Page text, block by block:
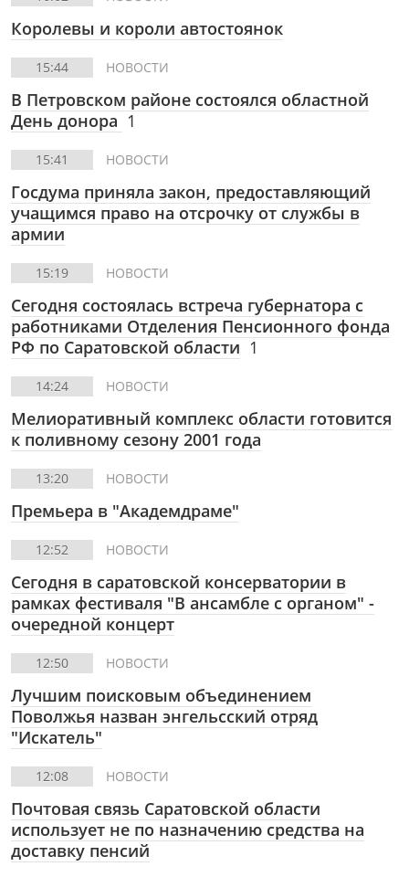
Королевы и короли автостоянок
15:44 НОВОСТИ
В Петровском районе состоялся областной
День донора 1
15:41 НОВОСТИ
Госдума приняла закон, предоставляющий
учащимся право на отсрочку от службы в
армии
15:19 НОВОСТИ
Сегодня состоялась встреча губернатора с
работниками Отделения Пенсионного фонда
РФ по Саратовской области 1
14:24 НОВОСТИ
Мелиоративный комплекс области готовится
к поливному сезону 2001 года
13:20 НОВОСТИ
Премьера в "Академдраме"
12:52 НОВОСТИ
Сегодня в саратовской консерватории в
рамках фестиваля "В ансамбле с органом" -
очередной концерт
12:50 НОВОСТИ
Лучшим поисковым объединением
Поволжья назван энгельсский отряд
"Искатель"
12:08 НОВОСТИ
Почтовая связь Саратовской области
использует не по назначению средства на
доставку пенсий